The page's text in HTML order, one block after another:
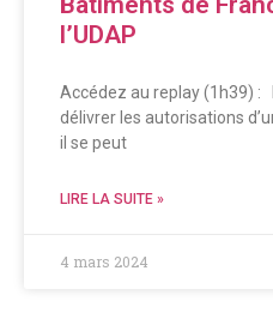
l’UDAP
Accédez au replay (1h39) :
délivrer les autorisations
il se peut
LIRE LA SUITE »
4 mars 2024